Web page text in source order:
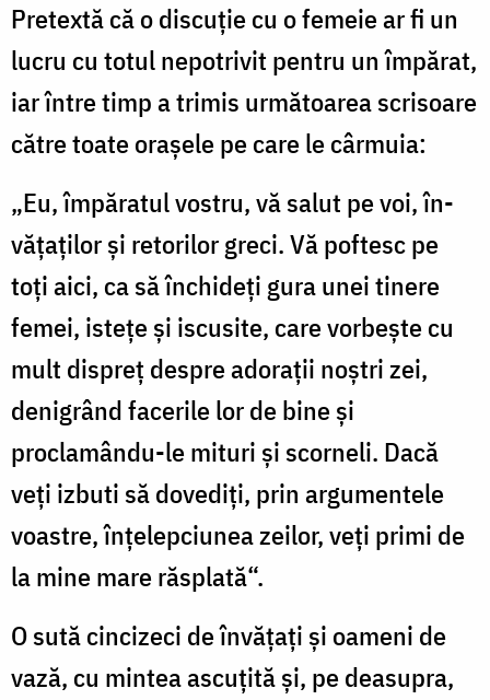
Pretextă că o discuție cu o femeie ar fi un
lucru cu totul nepotrivit pentru un împărat,
iar între timp a trimis următoarea scrisoare
către toate orașele pe care le cârmuia:
„Eu, împăratul vostru, vă salut pe voi, în­
vățaților și retorilor greci. Vă poftesc pe
toți aici, ca să închideți gura unei tinere
femei, istețe și iscusite, care vorbește cu
mult dispreț despre adorații noștri zei,
denigrând facerile lor de bine și
proclamându-le mituri și scor­neli. Dacă
veți izbuti să dovediți, prin argu­mentele
voastre, înțelepciunea zeilor, veți primi de
la mine mare răsplată“.
O sută cincizeci de învățați și oameni de
vază, cu mintea ascuțită și, pe deasupra,